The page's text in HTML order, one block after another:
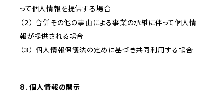
って個人情報を提供する場合
（２） 合併その他の事由による事業の承継に伴って個人情
報が提供される場合
（３） 個人情報保護法の定めに基づき共同利用する場合
8. 個人情報の開示